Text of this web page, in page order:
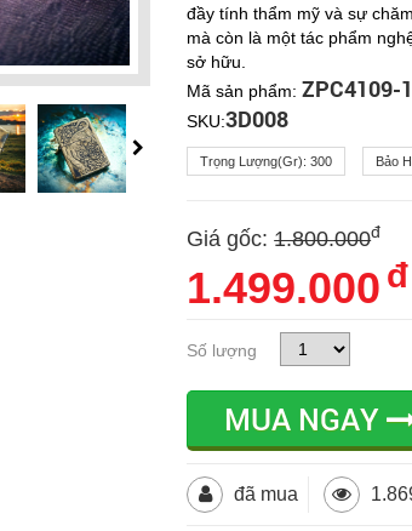
đầy tính thẩm mỹ và sự
mà còn là một tác phẩm
sở hữu.
Mã sản phẩm:ZPC4109-
SKU:3D008
Trọng Lượng(gr):300 Bảo
Giá gốc: 1.800.000đ
1.499.000 đ
Số lượng
MUA NGAY
đã mua